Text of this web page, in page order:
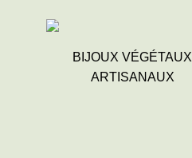
BIJOUX VÉGÉTAUX
ARTISANAUX